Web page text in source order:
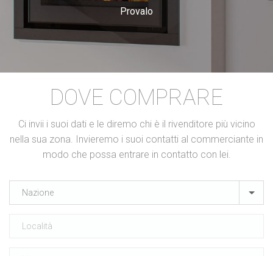
Provalo
DOVE COMPRARE
Ci invii i suoi dati e le diremo chi è il rivenditore più vicino
nella sua zona. Invieremo i suoi contatti al commerciante in
modo che possa entrare in contatto con lei.
Nazione